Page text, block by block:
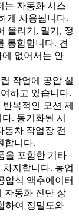
는 자동화 시스
게 사용됩니다.
올리기, 밀기, 정
통합합니다. 견
없어서는 안
작업에 공압 실
하고 있습니다.
복적인 모션 제
. 동기화된 시
동차 작업장 전
합니다.
을 포함한 기타
지합니다. 농업
압식 액추에이터
자동화 진단 장
하여 정밀도와